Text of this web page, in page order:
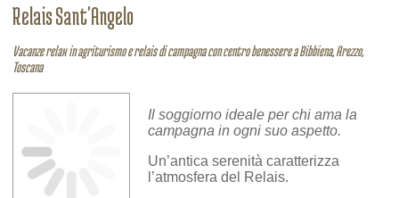
Relais Sant'Angelo
Vacanze relax in agriturismo e relais di campagna con centro benessere a Bibbiena, Arezzo,
Toscana
Il soggiorno ideale per chi ama la
campagna in ogni suo aspetto.
Un’antica serenità caratterizza
l’atmosfera del Relais.